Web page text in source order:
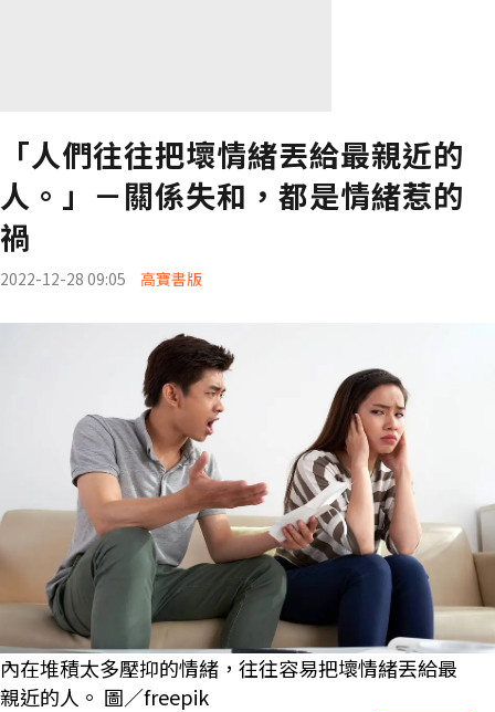
「人們往往把壞情緒丟給最親近的
人。」－關係失和，都是情緒惹的
禍
2022-12-28 09:05 高寶書版
內在堆積太多壓抑的情緒，往往容易把壞情緒丟給最
親近的人。 圖／freepik